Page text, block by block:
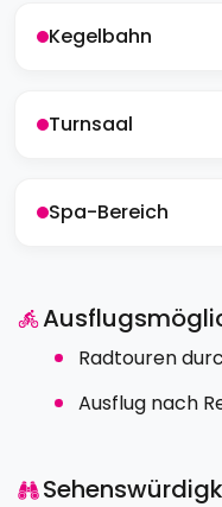
Kegelbahn
Turnsaal
Spa-Bereich
Radtouren
Ausflug nach